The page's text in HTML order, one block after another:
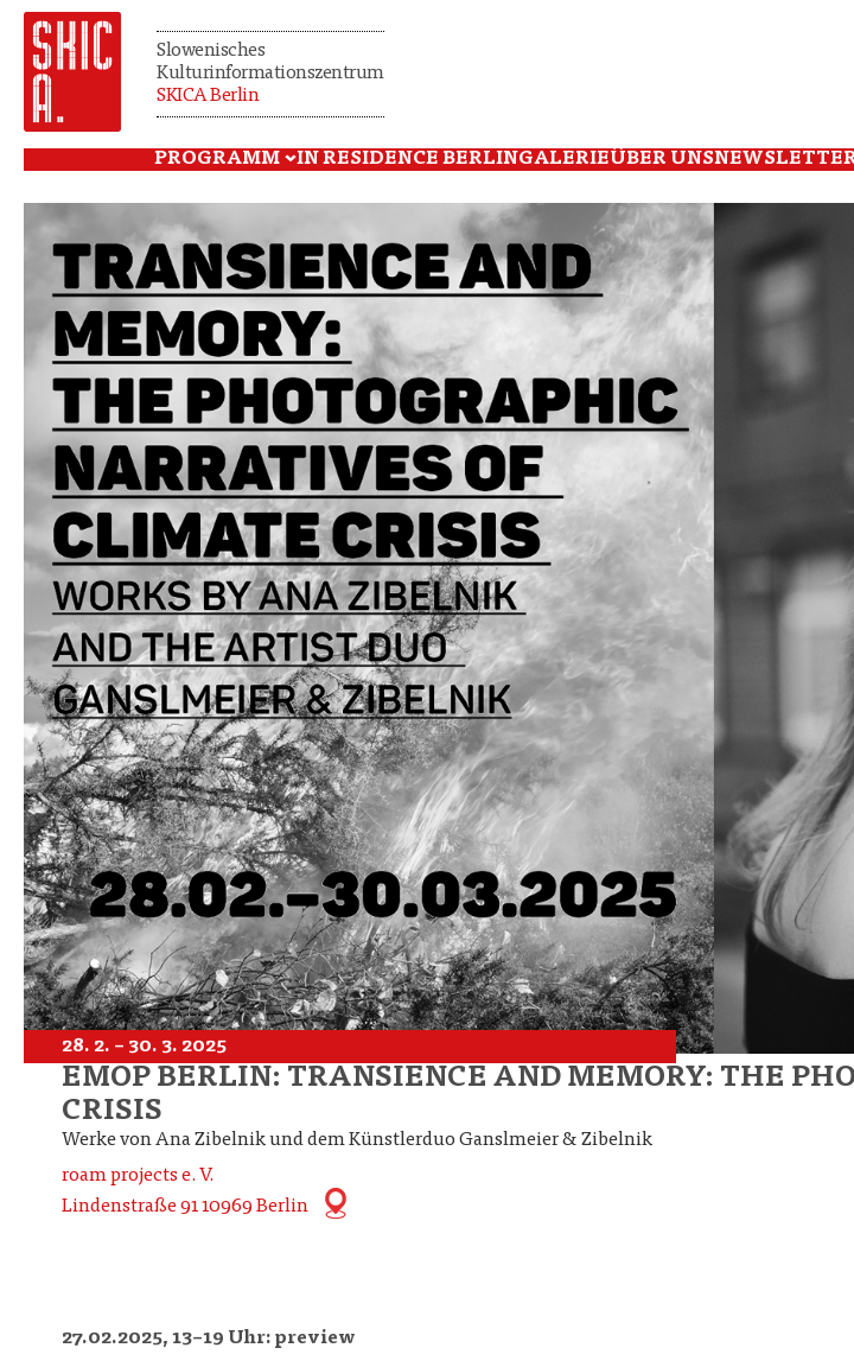
Slowenisches
Kulturinformationszentrum
SKICA Berlin
PROGRAMM IN RESIDENCE BERLINGALERIEÜBER UNS
28. 2. – 30. 3. 2025
EMOP BERLIN: TRANSIENCE AND MEMORY: THE
CRISIS
Werke von Ana Zibelnik und dem Künstlerduo Ganslmeier & Zibelnik
roam projects e. V.
Lindenstraße 91 10969 Berlin
27.02.2025, 13–19 Uhr: preview